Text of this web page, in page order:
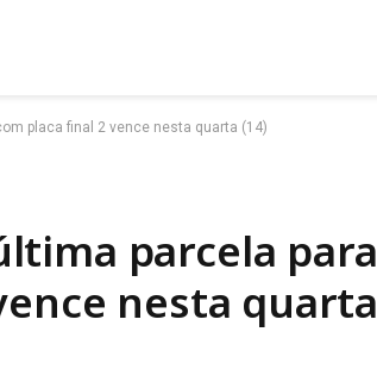
placa final 2 vence nesta quarta (14)
parcela para
nesta quarta